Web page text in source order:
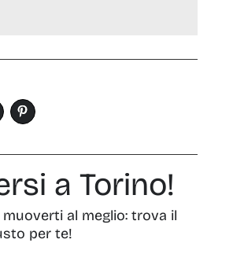
a Torino!
al meglio: trova il
per te!